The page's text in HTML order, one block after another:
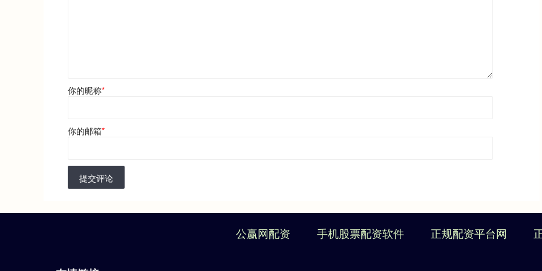
你的昵称*
你的邮箱*
提交评论
公赢网配资 手机股票配资软件 正规配资平台网